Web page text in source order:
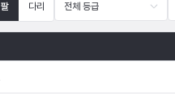
팔 다리 전체 등급